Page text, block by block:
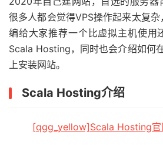
很多人都会觉得VPS操作起来太复
编给大家推荐一个比虚拟主机使用
Scala Hosting，同时也会介绍如何
上安装网站。
Scala Hosting介绍
[qgg_yellow]Scala Hosting